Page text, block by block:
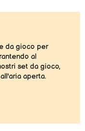
da gioco per
al
set da gioco,
aperta.